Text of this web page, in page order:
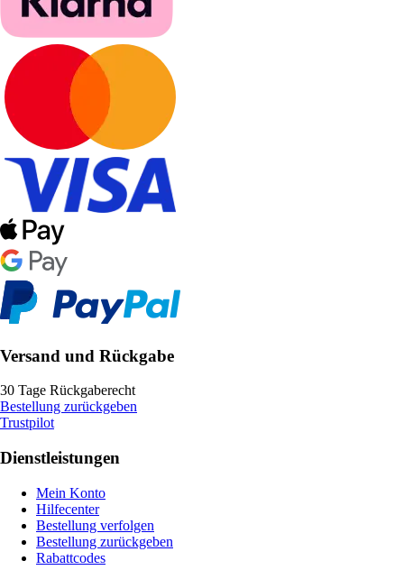
Versand und Rückgabe
30 Tage Rückgaberecht
Bestellung zurückgeben
Trustpilot
Dienstleistungen
Mein Konto
Hilfecenter
Bestellung verfolgen
Bestellung zurückgeben
Rabattcodes